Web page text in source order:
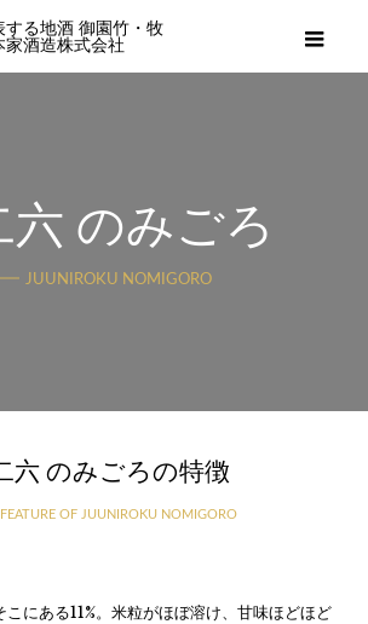
六 のみごろ
JUUNIROKU NOMIGORO
六 のみごろの特徴
FEATURE OF JUUNIROKU NOMIGORO
にある11%。米粒がほぼ溶け、甘味ほどほど